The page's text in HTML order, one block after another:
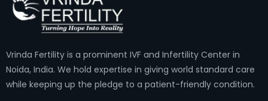
Vrinda Fertility is a prominent IVF and Infertility Center in
Noida, India. We hold expertise in giving world standard care
while keeping up the pledge to a patient-friendly condition.